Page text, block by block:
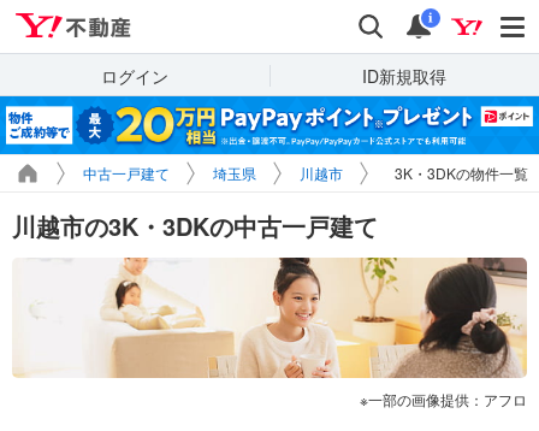
検索 通知
i
ログイン ID新規取得
中古一戸建て 埼玉県 川越市 3K・3DKの物件一覧
川越市の3K・3DKの中古一戸建て
一部の画像提供：アフロ